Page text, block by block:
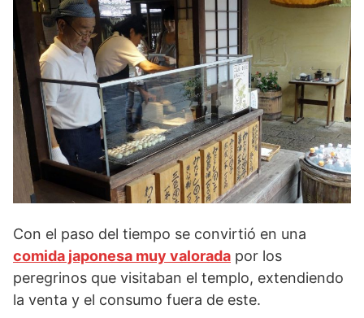
Con el paso del tiempo se convirtió en una
comida japonesa muy valorada por los
peregrinos que visitaban el templo, extendiendo
la venta y el consumo fuera de este.